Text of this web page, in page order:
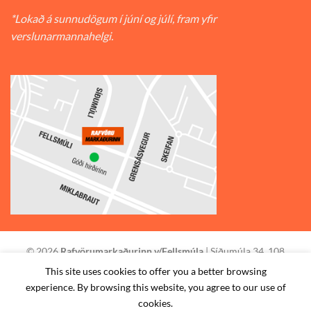
*Lokað á sunnudögum í júní og júlí, fram yfir
verslunarmannahelgi.
© 2026 Rafvörumarkaðurinn v/Fellsmúla | Síðumúla 34, 108
Reykjavík | S: 585-2888 |
STAÐSETNING HAFA SAMBAND SKILMÁLAR
This site uses cookies to offer you a better browsing
experience. By browsing this website, you agree to our use of
cookies.